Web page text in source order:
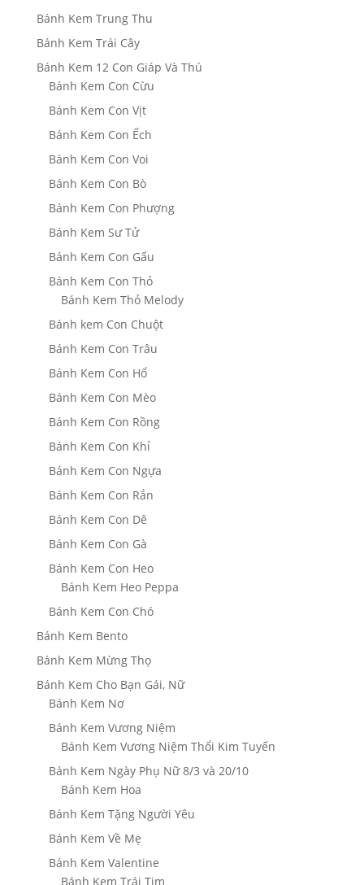
Bánh Kem Trung Thu
Bánh Kem Trái Cây
Bánh Kem 12 Con Giáp Và Thú
Bánh Kem Con Cừu
Bánh Kem Con Vịt
Bánh Kem Con Ếch
Bánh Kem Con Voi
Bánh Kem Con Bò
Bánh Kem Con Phượng
Bánh Kem Sư Tử
Bánh Kem Con Gấu
Bánh Kem Con Thỏ
Bánh Kem Thỏ Melody
Bánh kem Con Chuột
Bánh Kem Con Trâu
Bánh Kem Con Hổ
Bánh Kem Con Mèo
Bánh Kem Con Rồng
Bánh Kem Con Khỉ
Bánh Kem Con Ngựa
Bánh Kem Con Rắn
Bánh Kem Con Dê
Bánh Kem Con Gà
Bánh Kem Con Heo
Bánh Kem Heo Peppa
Bánh Kem Con Chó
Bánh Kem Bento
Bánh Kem Mừng Thọ
Bánh Kem Cho Bạn Gái, Nữ
Bánh Kem Nơ
Bánh Kem Vương Niệm
Bánh Kem Vương Niệm Thổi Kim Tuyến
Bánh Kem Ngày Phụ Nữ 8/3 và 20/10
Bánh Kem Hoa
Bánh Kem Tặng Người Yêu
Bánh Kem Về Mẹ
Bánh Kem Valentine
Bánh Kem Trái Tim